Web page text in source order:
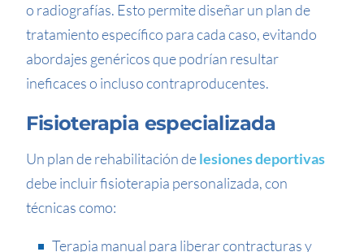
o radiografías. Esto permite diseñar un plan de
tratamiento específico para cada caso, evitando
abordajes genéricos que podrían resultar
ineficaces o incluso contraproducentes.
Fisioterapia especializada
Un plan de rehabilitación delesiones deportivas
debe incluir fisioterapia personalizada, con
técnicas como:
Terapia manual para liberar contracturas y